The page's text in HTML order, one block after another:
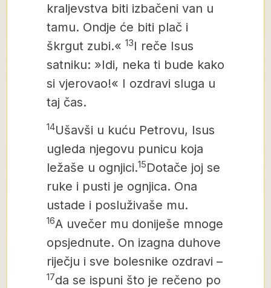
kraljevstva biti izbačeni van u
tamu. Ondje će biti plač i
škrgut zubi.« 13I reče Isus
satniku: »Idi, neka ti bude kako
si vjerovao!« I ozdravi sluga u
taj čas.
14Ušavši u kuću Petrovu, Isus
ugleda njegovu punicu koja
ležaše u ognjici.15Dotače joj se
ruke i pusti je ognjica. Ona
ustade i posluživaše mu.
16A uvečer mu doniješe mnoge
opsjednute. On izagna duhove
riječju i sve bolesnike ozdravi –
17da se ispuni što je rečeno po